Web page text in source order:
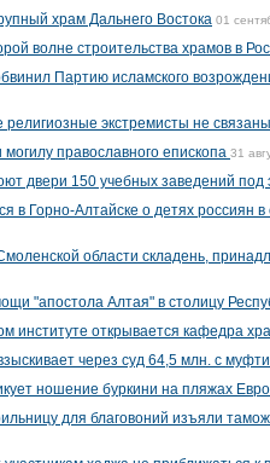
храм Дальнего Востока 01
волне строительства храмов в
Партию исламского
религиозные экстремисты не
могилу православного епископа 31
двери 150 учебных заведений
в Горно-Алтайске о детях россиян в
области складень,
"апостола Алтая" в столицу
институте открывается кафедра
через суд 64,5 млн. с
ношение буркини на пляжах
для благовоний изъяли